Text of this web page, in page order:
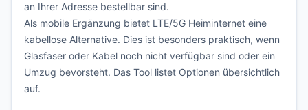
an Ihrer Adresse bestellbar sind.
Als mobile Ergänzung bietet LTE/5G Heiminternet eine
kabellose Alternative. Dies ist besonders praktisch, wenn
Glasfaser oder Kabel noch nicht verfügbar sind oder ein
Umzug bevorsteht. Das Tool listet Optionen übersichtlich
auf.